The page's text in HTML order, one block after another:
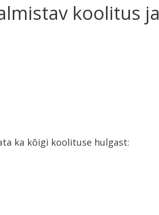
koolitus ja
ka kõigi koolituse hulgast: